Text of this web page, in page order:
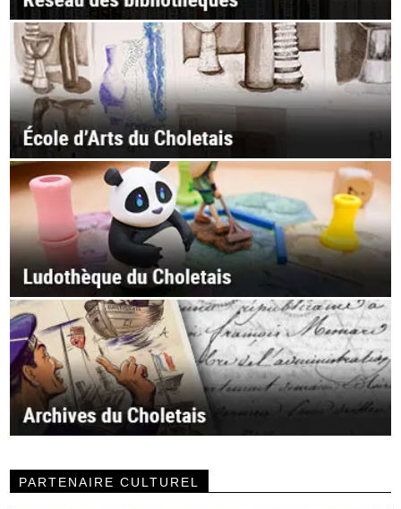
PARTENAIRE CULTUREL